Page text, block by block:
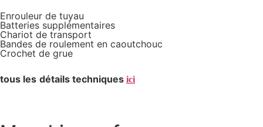
Enrouleur de tuyau
Batteries supplémentaires
Chariot de transport
Bandes de roulement en caoutchouc
Crochet de grue
tous les détails techniques ici